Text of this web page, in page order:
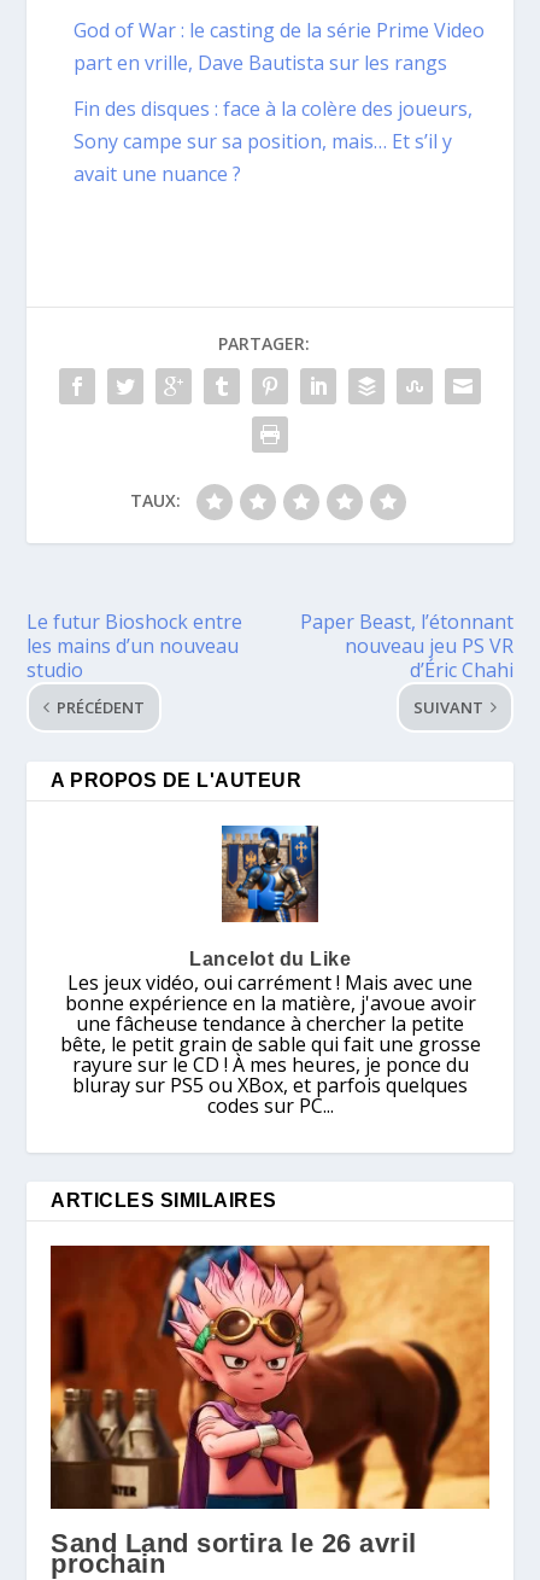
God of War : le casting de la série Prime Video
part en vrille, Dave Bautista sur les rangs
Fin des disques : face à la colère des joueurs,
Sony campe sur sa position, mais… Et s’il y
avait une nuance ?
PARTAGER:
TAUX:
Le futur Bioshock entre
les mains d’un nouveau
studio
PRÉCÉDENT
Paper Beast, l’étonnant
nouveau jeu PS VR
d’Éric Chahi
SUIVANT
A PROPOS DE L'AUTEUR
Lancelot du Like
Les jeux vidéo, oui carrément ! Mais avec une
bonne expérience en la matière, j'avoue avoir
une fâcheuse tendance à chercher la petite
bête, le petit grain de sable qui fait une grosse
rayure sur le CD ! À mes heures, je ponce du
bluray sur PS5 ou XBox, et parfois quelques
codes sur PC...
ARTICLES SIMILAIRES
Sand Land sortira le 26 avril
prochain